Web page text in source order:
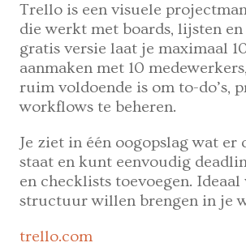
Trello is een visuele
die werkt met boards, lijsten en
gratis versie laat je maximaal
aanmaken met 10
ruim voldoende is om to-do’s,
workflows te beheren.
Je ziet in één oogopslag wat er
staat en kunt eenvoudig
en checklists toevoegen. Ideaal
structuur willen brengen in je
trello.com